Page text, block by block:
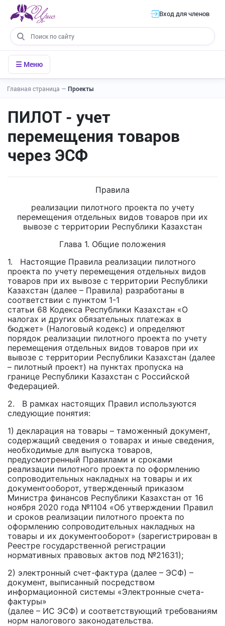
Вход для членов
☰ Меню
Главная страница — Проекты
ПИЛОТ - учет
перемещения товаров
через ЭСФ
Правила
реализации пилотного проекта по учету
перемещения отдельных видов товаров при их
вывозе с территории Республики Казахстан
Глава 1. Общие положения
1. Настоящие Правила реализации пилотного
проекта по учету перемещения отдельных видов
товаров при их вывозе с территории Республики
Казахстан (далее – Правила) разработаны в
соответствии с пунктом 1-1
статьи 68 Кодекса Республики Казахстан «О
налогах и других обязательных платежах в
бюджет» (Налоговый кодекс) и определяют
порядок реализации пилотного проекта по учету
перемещения отдельных видов товаров при их
вывозе с территории Республики Казахстан (далее
– пилотный проект) на пунктах пропуска на
границе Республики Казахстан с Российской
Федерацией.
2. В рамках настоящих Правил используются
следующие понятия:
1) декларация на товары – таможенный документ,
содержащий сведения о товарах и иные сведения,
необходимые для выпуска товаров,
предусмотренный Правилами и сроками
реализации пилотного проекта по оформлению
сопроводительных накладных на товары и их
документооборот, утвержденный приказом
Министра финансов Республики Казахстан от 16
ноября 2020 года №1104 «Об утверждении Правил
и сроков реализации пилотного проекта по
оформлению сопроводительных накладных на
товары и их документооборот» (зарегистрирован в
Реестре государственной регистрации
нормативных правовых актов под №21631);
2) электронный счет-фактура (далее – ЭСФ) –
документ, выписанный посредством
информационной системы «Электронные счета-
фактуры»
(далее – ИС ЭСФ) и соответствующий требованиям
норм налогового законодательства.